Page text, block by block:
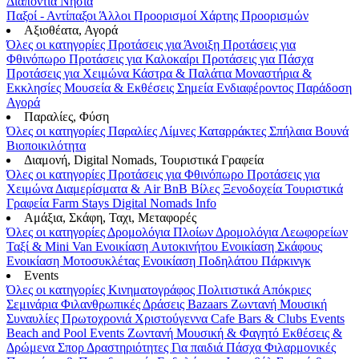
Παξοί - Αντίπαξοι Άλλοι Προορισμοί Χάρτης Προορισμών
Αξιοθέατα, Αγορά
Όλες οι κατηγορίες Προτάσεις για Άνοιξη Προτάσεις για
Φθινόπωρο Προτάσεις για Καλοκαίρι Προτάσεις για Πάσχα
Προτάσεις για Χειμώνα Κάστρα & Παλάτια Μοναστήρια &
Εκκλησίες Μουσεία & Εκθέσεις Σημεία Ενδιαφέροντος Παράδοση
Αγορά
Παραλίες, Φύση
Όλες οι κατηγορίες Παραλίες Λίμνες Καταρράκτες Σπήλαια Βουνά
Βιοποικιλότητα
Διαμονή, Digital Nomads, Τουριστικά Γραφεία
Όλες οι κατηγορίες Προτάσεις για Φθινόπωρο Προτάσεις για
Χειμώνα Διαμερίσματα & Air BnB Βίλες Ξενοδοχεία Τουριστικά
Γραφεία Farm Stays Digital Nomads Info
Αμάξια, Σκάφη, Ταχι, Μεταφορές
Όλες οι κατηγορίες Δρομολόγια Πλοίων Δρομολόγια Λεωφορείων
Ταξί & Μini Van Ενοικίαση Aυτοκινήτου Ενοικίαση Σκάφους
Ενοικίαση Μοτοσυκλέτας Ενοικίαση Ποδηλάτου Πάρκινγκ
Events
Όλες οι κατηγορίες Κινηματογράφος Πολιτιστικά Απόκριες
Σεμινάρια Φιλανθρωπικές Δράσεις Bazaars Ζωντανή Μουσική
Συναυλίες Πρωτοχρονιά Χριστούγεννα Cafe Bars & Clubs Events
Beach and Pool Events Ζωντανή Μουσική & Φαγητό Εκθέσεις &
Δρώμενα Σπορ Δραστηριότητες Για παιδιά Πάσχα Φιλαρμονικές